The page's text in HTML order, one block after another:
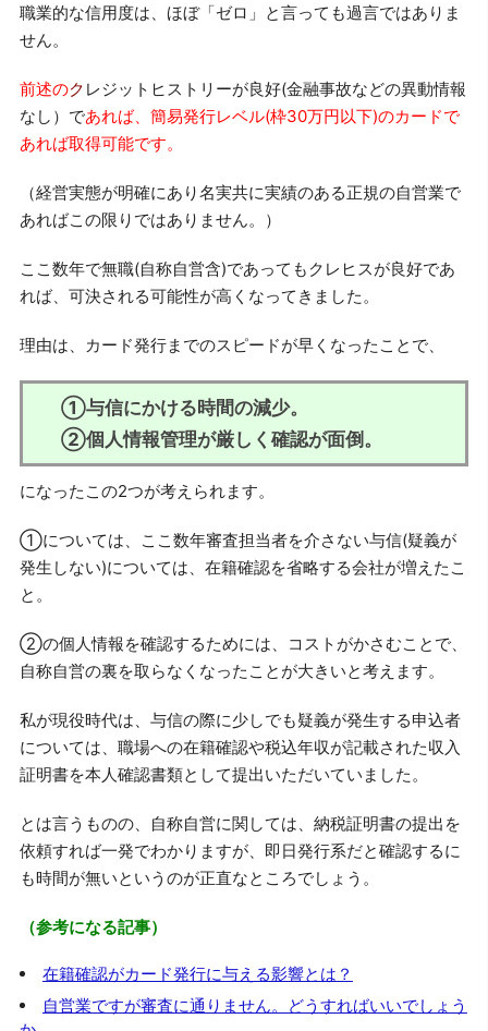
職業的な信用度は、ほぼ「ゼロ」と言っても過言ではありま
せん。
前述のク レジットヒストリーが良好(金融事故などの異動情報
なし）であれば、簡易発行レベル(枠30万円以下)のカードで
あれば取得可能です。
（経営実態が明確にあり名実共に実績のある正規の自営業で
あればこの限りではありません。）
ここ数年で無職(自称自営含)であってもクレヒスが良好であ
れば、可決される可能性が高くなってきました。
理由は、カード発行までのスピードが早くなったことで、
①与信にかける時間の減少。
②個人情報管理が厳しく確認が面倒。
になったこの2つが考えられます。
①については、ここ数年審査担当者を介さない与信(疑義が
発生しない)については、在籍確認を省略する会社が増えたこ
と。
②の個人情報を確認するためには、コストがかさむことで、
自称自営の裏を取らなくなったことが大きいと考えます。
私が現役時代は、与信の際に少しでも疑義が発生する申込者
については、職場への在籍確認や税込年収が記載された収入
証明書を本人確認書類として提出いただいていました。
とは言うものの、自称自営に関しては、納税証明書の提出を
依頼すれば一発でわかりますが、即日発行系だと確認するに
も時間が無いというのが正直なところでしょう。
（参考になる記事）
在籍確認がカード発行に与える影響とは？
自営業ですが審査に通りません。どうすればいいでしょう